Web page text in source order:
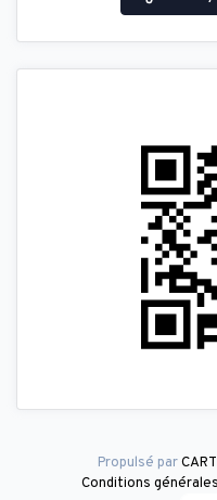
Propulsé par
Conditions générales